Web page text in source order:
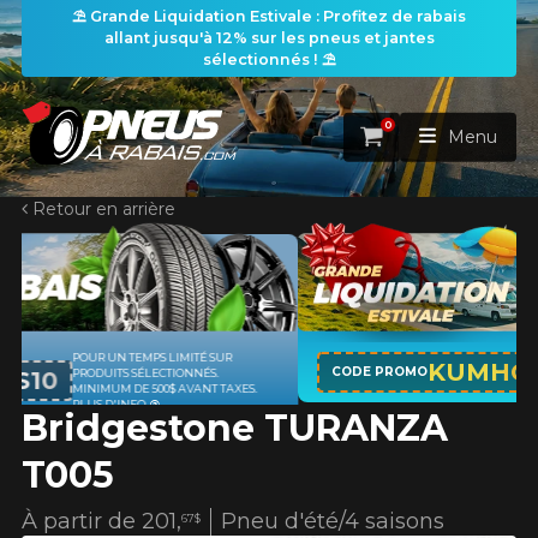
⛱️ Grande Liquidation Estivale : Profitez de rabais
allant jusqu'à 12% sur les pneus et jantes
sélectionnés ! ⛱️
ACCUEIL
PNEUS
RECHERCHE DE PNEUS VOIR TOUT
Rechercher par
Par dimensions Par véhicule
Recherche par dimensions
ROUES
RECHERCHE DE ROUES VOIR TOUT
ENSEMBLES
RECHERCHE D'ENSEMBLES
PROMOTIONS
Panier
0
Menu
Retour en arrière
Bridgestone TURANZA
T005
Pneu d'été/4 saisons
À partir de 201,67$
CODE PROMOKUMHO12
APPLICABLE SUR TOUT ACHAT DE 4
PNEUS DE MARQUE KUMHO*PLUS
D'INFO